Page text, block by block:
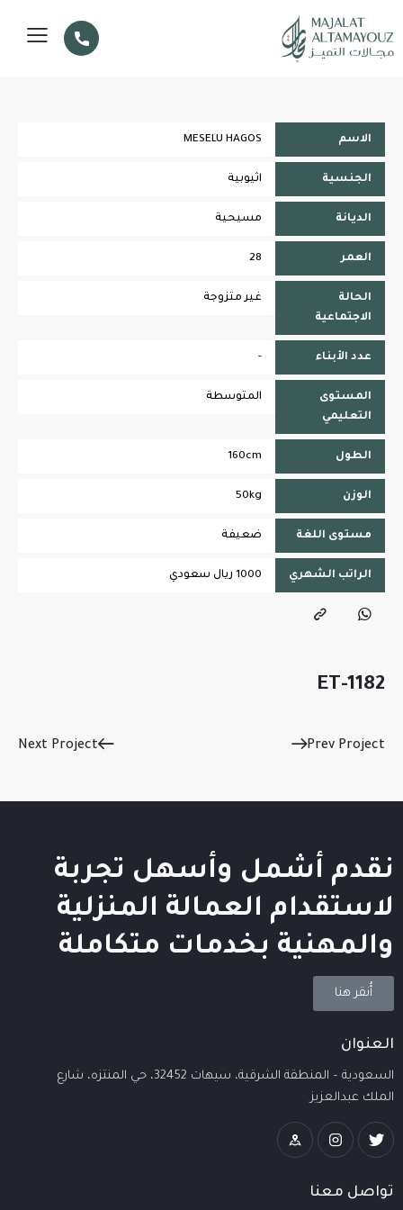
الاسم MESELU HAGOS
الجنسية اثيوبية
الديانة مسيحية
العمر 28
الحالة
الاجتماعية
غير متزوجة
عدد الأبناء -
المستوى
التعليمي
المتوسطة
الطول 160cm
الوزن 50kg
مستوى اللغة ضعيفة
الراتب الشهري 1000 ريال سعودي
ET-1182
Prev Project
Next Project
نقدم أشمل وأسهل تجربة
لاستقدام العمالة المنزلية
والمهنية بخدمات متكاملة
أُنقر هنا
العنوان
السعودية – المنطقة الشرقية، سيهات 32452، حي المنتزه، شارع
الملك عبدالعزيز
تواصل معنا